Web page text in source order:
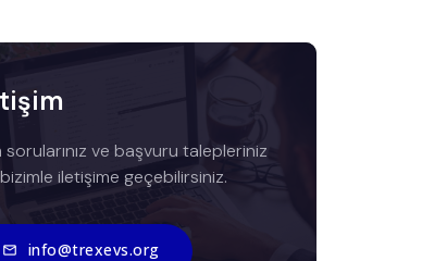
sorularınız ve başvuru talepleriniz
iletişime geçebilirsiniz.
info@trexevs.org